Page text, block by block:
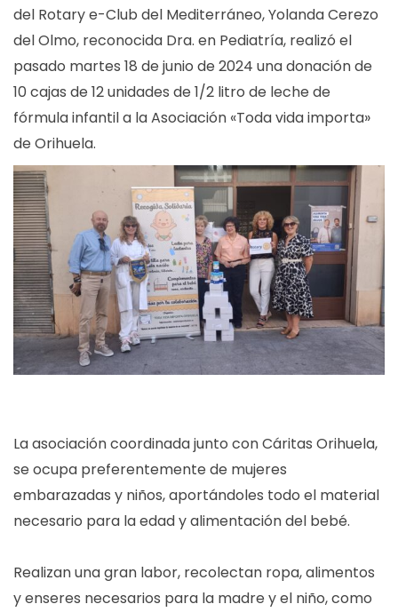
del Rotary e-Club del Mediterráneo, Yolanda Cerezo
del Olmo, reconocida Dra. en Pediatría, realizó el
pasado martes 18 de junio de 2024 una donación de
10 cajas de 12 unidades de 1/2 litro de leche de
fórmula infantil a la Asociación «Toda vida importa»
de Orihuela.
La asociación coordinada junto con Cáritas Orihuela,
se ocupa preferentemente de mujeres
embarazadas y niños, aportándoles todo el material
necesario para la edad y alimentación del bebé.
Realizan una gran labor, recolectan ropa, alimentos
y enseres necesarios para la madre y el niño, como